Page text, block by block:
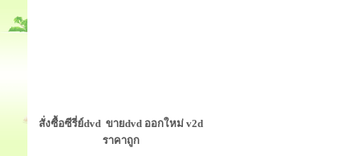
สั่งซื้อซีรี่ย์dvd ขายdvd ออกใหม่ v2d
ราคาถูก